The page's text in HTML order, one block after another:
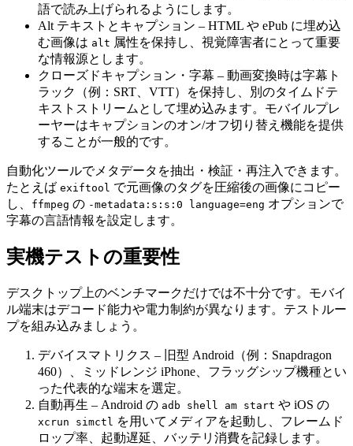
語で読み上げられるようにします。
Alt テキストとキャプション – HTML や ePub に埋め込
む画像は alt 属性を保持し、視覚障害者にとって重要
な情報源とします。
クローズドキャプション・字幕 – 動画変換時は字幕ト
ラック（例：SRT、VTT）を保持し、別のタイムドテ
キストストリームとして埋め込みます。モバイルプレ
ーヤーはキャプションのオン/オフ切り替え機能を提供
することが一般的です。
自動化ツールでメタデータを抽出・検証・再注入できます。
たとえば exiftool で元画像のタグを圧縮後の画像にコピー
し、
ffmpeg の -metadata:s:s:0 language=eng オプションで
字幕の言語情報を設定します。
実機テストの重要性
デスクトップ上のベンチマークだけでは不十分です。モバイ
ル端末はデコード能力や電力制約が異なります。テストルー
プを組み込みましょう。
デバイスマトリクス – 旧型 Android（例：Snapdragon
460）、ミッドレンジ iPhone、フラッグシップ機種とい
った代表的な端末を選定。
自動再生 – Android の adb shell am start や iOS の
xcrun simctl を用いてメディアを起動し、フレームド
ロップ率、起動遅延、バッテリ消費を記録します。